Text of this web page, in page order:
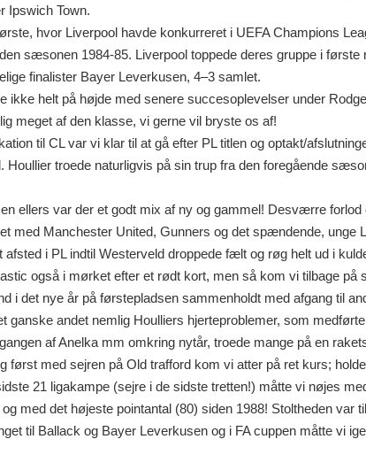
Ipswich Town.
hvor Liverpool havde konkurreret i UEFA Champions
sæsonen 1984-85. Liverpool toppede deres gruppe i
finalister Bayer Leverkusen, 4–3 samlet.
ikke helt på højde med senere succesoplevelser under
meget af den klasse, vi gerne vil bryste os af!
til CL var vi klar til at gå efter PL titlen og optakt/
troede naturligvis på sin trup fra den foregående
ellers var der et godt mix af ny og gammel! Desværre
med Manchester United, Gunners og det spændende,
afsted i PL indtil Westerveld droppede fælt og røg helt ud i
også i mørket efter et rødt kort, men så kom vi tilbage
i det nye år på førstepladsen sammenholdt med afgang til
ganske andet nemlig Houlliers hjerteproblemer, som
af Anelka mm omkring nytår, troede mange på en
først med sejren på Old trafford kom vi atter på ret kurs;
21 ligakampe (sejre i de sidste tretten!) måtte vi nøjes
med det højeste pointantal (80) siden 1988! Stoltheden var
til Ballack og Bayer Leverkusen og i FA cuppen måtte vi